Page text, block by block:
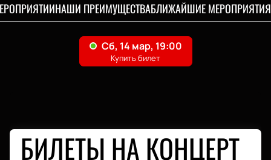
НАШИ ПРЕИМУЩЕСТВАБЛИЖАЙШИЕ МЕРОПРИЯТИЯ
БИЛЕТЫ НА КОНЦЕРТ